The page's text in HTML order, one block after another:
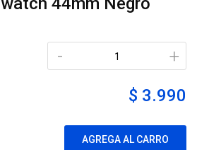
+
-
$ 3.990
AGREGA AL CARRO